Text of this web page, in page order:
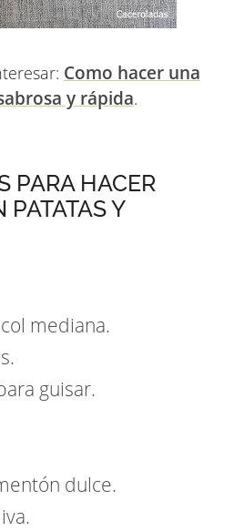
Como hacer una
y rápida.
PARA HACER
PATATAS Y
mediana.
guisar.
dulce.